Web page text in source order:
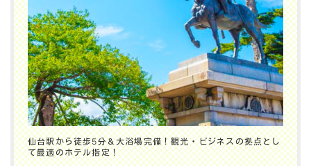
仙台駅から徒歩5分＆大浴場完備！観光・ビジネスの拠点とし
て最適のホテル指定！